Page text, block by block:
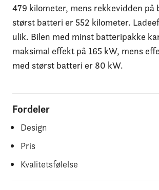
479 kilometer, mens rekkevidden på
størst batteri er 552 kilometer.
ulik. Bilen med minst batteripakke
maksimal effekt på 165 kW, mens
med størst batteri er 80 kW.
Fordeler
Design
Pris
Kvalitetsfølelse